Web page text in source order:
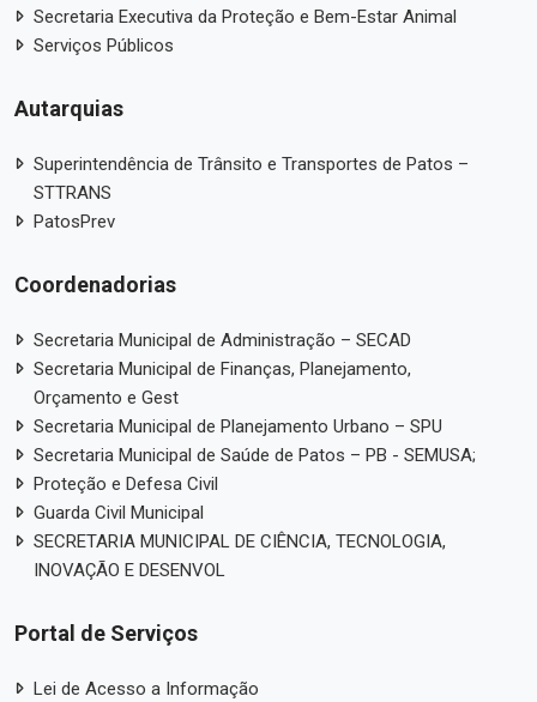
Secretaria Executiva da Proteção e Bem-Estar Animal
Serviços Públicos
Autarquias
Superintendência de Trânsito e Transportes de Patos –
STTRANS
PatosPrev
Coordenadorias
Secretaria Municipal de Administração – SECAD
Secretaria Municipal de Finanças, Planejamento,
Orçamento e Gest
Secretaria Municipal de Planejamento Urbano – SPU
Secretaria Municipal de Saúde de Patos – PB - SEMUSA;
Proteção e Defesa Civil
Guarda Civil Municipal
SECRETARIA MUNICIPAL DE CIÊNCIA, TECNOLOGIA,
INOVAÇÃO E DESENVOL
Portal de Serviços
Lei de Acesso a Informação